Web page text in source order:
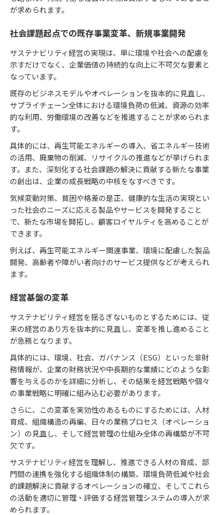
が求められます。
社会課題起点での既存事業変革、新規事業開発
サステナビリティ経営の実現は、単に環境や社会への配慮を
示すだけでなく、企業価値の持続的な向上に不可欠な要素と
なっています。
既存のビジネスモデルやオペレーションを抜本的に見直し、
サプライチェーン全体における環境負荷の低減、資源の効率
的な利用、労働環境の改善などを推進することが求められま
す。
具体的には、再生可能エネルギーの導入、省エネルギー技術
の活用、廃棄物の削減、リサイクルの推進などが挙げられま
す。また、深刻化する社会課題の解決に貢献する新たな事業
の創出は、企業の成長戦略の中核をなすべきです。
気候変動対策、貧困や格差の是正、健康的な生活の実現とい
った社会のニーズに応える製品やサービスを開発すること
で、新たな市場を開拓し、顧客ロイヤルティを高めることが
できます。
例えば、再生可能エネルギー関連事業、環境に配慮した製品
開発、高齢者や障がい者向けのサービス提供などが考えられ
ます。
経営基盤の変革
サステナビリティ経営を揺るぎないものとするためには、従
来の経営のあり方を抜本的に見直し、変革を推し進めること
が急務となります。
具体的には、環境、社会、ガバナンス（ESG）といった非財
務情報が、企業の財務状況や中長期的な業績にどのような影
響を与えるのかを詳細に分析し、その結果を経営戦略や個々
の事業戦略に明確に組み込む必要があります。
さらに、この変革を実効性のあるものにするためには、人材
育成、組織構造の再編、日々の業務プロセス（オペレーショ
ン）の見直し、そして経営管理の仕組み全体の再構築が不可
欠です。
サステナビリティ経営を理解し、推進できる人材の育成、部
門間の連携を強化する組織体制の構築、環境負荷低減や社会
的課題解決に貢献するオペレーションの確立、そしてこれら
の活動を適切に管理・評価する経営管理システムの導入が求
められます。